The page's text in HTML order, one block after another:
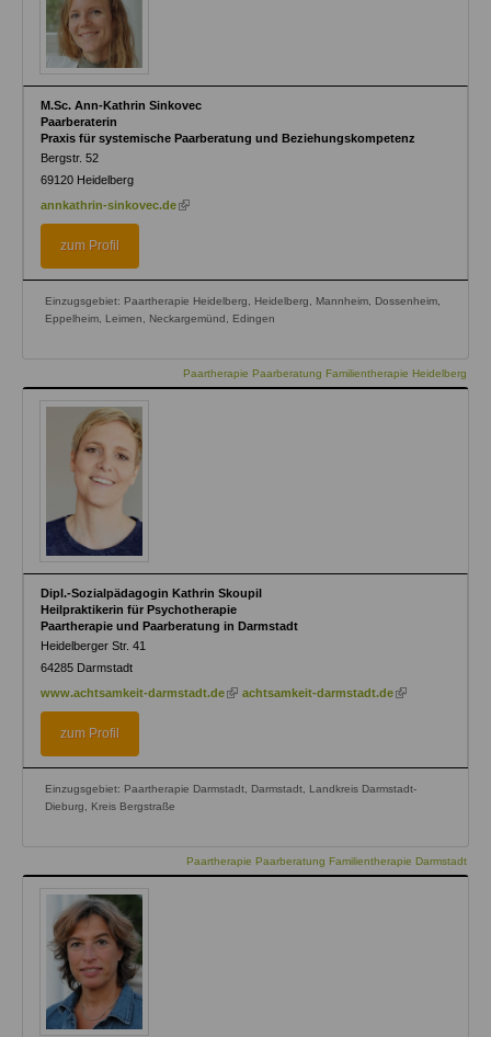
M.Sc. Ann-Kathrin Sinkovec
Paarberaterin
Praxis für systemische Paarberatung und Beziehungskompetenz
Bergstr. 52
69120 Heidelberg
annkathrin-sinkovec.de(link
zum Profil
Einzugsgebiet: Paartherapie Heidelberg, Heidelberg, Mannheim, Dossenheim,
Eppelheim, Leimen, Neckargemünd, Edingen
Paartherapie Paarberatung Familientherapie Heidelberg
Dipl.-Sozialpädagogin Kathrin Skoupil
Heilpraktikerin für Psychotherapie
Paartherapie und Paarberatung in Darmstadt
Heidelberger Str. 41
64285 Darmstadt
www.achtsamkeit-darmstadt.de (linkachtsamkeit-darmstadt.de (link
zum Profil
Einzugsgebiet: Paartherapie Darmstadt, Darmstadt, Landkreis Darmstadt-
Dieburg, Kreis Bergstraße
Paartherapie Paarberatung Familientherapie Darmstadt